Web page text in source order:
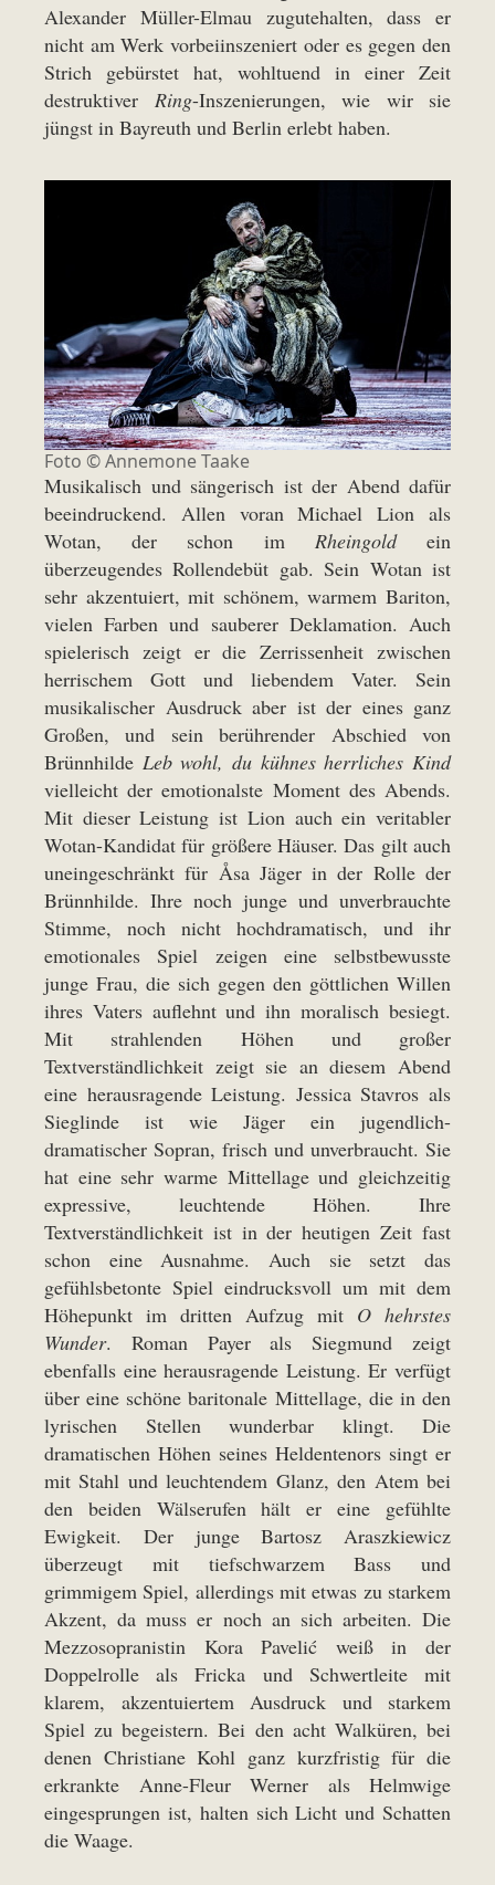
Alexander Müller-Elmau zugutehalten, dass er
nicht am Werk vorbeiinszeniert oder es gegen den
Strich gebürstet hat, wohltuend in einer Zeit
destruktiver Ring-Inszenierungen, wie wir sie
jüngst in Bayreuth und Berlin erlebt haben.
Foto ©Annemone Taake
Musikalisch und sängerisch ist der Abend dafür
beeindruckend. Allen voran Michael Lion als
Wotan, der schon im Rheingoldein
überzeugendes Rollendebüt gab. Sein Wotan ist
sehr akzentuiert, mit schönem, warmem Bariton,
vielen Farben und sauberer Deklamation. Auch
spielerisch zeigt er die Zerrissenheit zwischen
herrischem Gott und liebendem Vater. Sein
musikalischer Ausdruck aber ist der eines ganz
Großen, und sein berührender Abschied von
Brünnhilde Leb wohl, du kühnes herrliches Kind
vielleicht der emotionalste Moment des Abends.
Mit dieser Leistung ist Lion auch ein veritabler
Wotan-Kandidat für größere Häuser. Das gilt auch
uneingeschränkt für Åsa Jäger in der Rolle der
Brünnhilde. Ihre noch junge und unverbrauchte
Stimme, noch nicht hochdramatisch, und ihr
emotionales Spiel zeigen eine selbstbewusste
junge Frau, die sich gegen den göttlichen Willen
ihres Vaters auflehnt und ihn moralisch besiegt.
Mit strahlenden Höhen und großer
Textverständlichkeit zeigt sie an diesem Abend
eine herausragende Leistung. Jessica Stavros als
Sieglinde ist wie Jäger ein jugendlich-
dramatischer Sopran, frisch und unverbraucht. Sie
hat eine sehr warme Mittellage und gleichzeitig
expressive, leuchtende Höhen. Ihre
Textverständlichkeit ist in der heutigen Zeit fast
schon eine Ausnahme. Auch sie setzt das
gefühlsbetonte Spiel eindrucksvoll um mit dem
Höhepunkt im dritten Aufzug mit O hehrstes
Wunder. Roman Payer als Siegmund zeigt
ebenfalls eine herausragende Leistung. Er verfügt
über eine schöne baritonale Mittellage, die in den
lyrischen Stellen wunderbar klingt. Die
dramatischen Höhen seines Heldentenors singt er
mit Stahl und leuchtendem Glanz, den Atem bei
den beiden Wälserufen hält er eine gefühlte
Ewigkeit. Der junge Bartosz Araszkiewicz
überzeugt mit tiefschwarzem Bass und
grimmigem Spiel, allerdings mit etwas zu starkem
Akzent, da muss er noch an sich arbeiten. Die
Mezzosopranistin Kora Pavelić weiß in der
Doppelrolle als Fricka und Schwertleite mit
klarem, akzentuiertem Ausdruck und starkem
Spiel zu begeistern. Bei den acht Walküren, bei
denen Christiane Kohl ganz kurzfristig für die
erkrankte Anne-Fleur Werner als Helmwige
eingesprungen ist, halten sich Licht und Schatten
die Waage.